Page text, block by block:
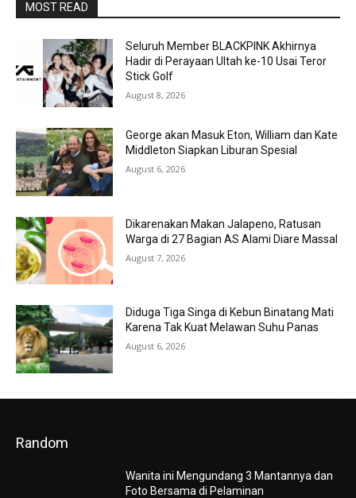
MOST READ
Seluruh Member BLACKPINK Akhirnya
Hadir di Perayaan Ultah ke-10 Usai Teror
Stick Golf
August 8, 2026
George akan Masuk Eton, William dan Kate
Middleton Siapkan Liburan Spesial
August 6, 2026
Dikarenakan Makan Jalapeno, Ratusan
Warga di 27 Bagian AS Alami Diare Massal
August 7, 2026
Diduga Tiga Singa di Kebun Binatang Mati
Karena Tak Kuat Melawan Suhu Panas
August 6, 2026
Random
Wanita ini Mengundang 3 Mantannya dan
Foto Bersama di Pelaminan